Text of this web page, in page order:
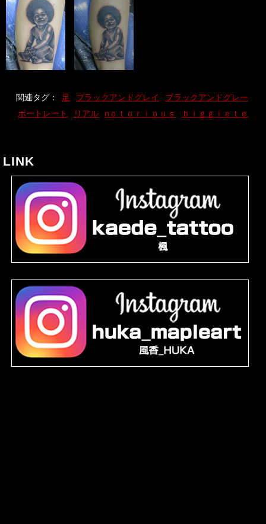
関連タグ： 足 ブラックアンドグレイ
ブラックアンドグレー
ポートレート
リアル nｏｔｏｒｉｏｕｓ ｂｉｇｇｉｅｔｅ
LINK